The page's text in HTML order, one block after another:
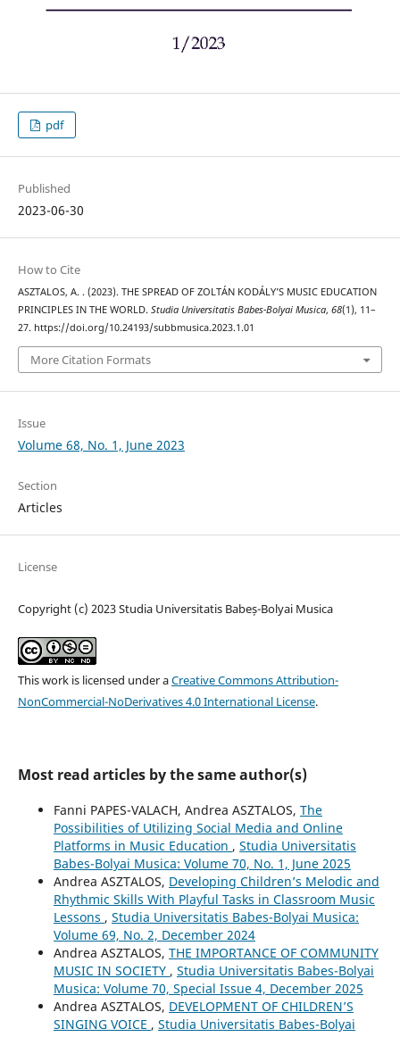
pdf
Published
2023-06-30
How to Cite
ASZTALOS, A. . (2023). THE SPREAD OF ZOLTÁN KODÁLY’S MUSIC EDUCATION
PRINCIPLES IN THE WORLD. Studia Universitatis Babes-Bolyai Musica, 68(1), 11–
27. https://doi.org/10.24193/subbmusica.2023.1.01
More Citation Formats
Issue
Volume 68, No. 1, June 2023
Section
Articles
License
Copyright (c) 2023 Studia Universitatis Babeș-Bolyai Musica
This work is licensed under aCreative Commons Attribution-
NonCommercial-NoDerivatives 4.0 International License.
Most read articles by the same author(s)
Fanni PAPES-VALACH, Andrea ASZTALOS, The
Possibilities of Utilizing Social Media and Online
Platforms in Music Education , Studia Universitatis
Babes-Bolyai Musica: Volume 70, No. 1, June 2025
Andrea ASZTALOS, Developing Children’s Melodic and
Rhythmic Skills With Playful Tasks in Classroom Music
Lessons , Studia Universitatis Babes-Bolyai Musica:
Volume 69, No. 2, December 2024
Andrea ASZTALOS, THE IMPORTANCE OF COMMUNITY
MUSIC IN SOCIETY , Studia Universitatis Babes-Bolyai
Musica: Volume 70, Special Issue 4, December 2025
Andrea ASZTALOS, DEVELOPMENT OF CHILDREN’S
SINGING VOICE , Studia Universitatis Babes-Bolyai